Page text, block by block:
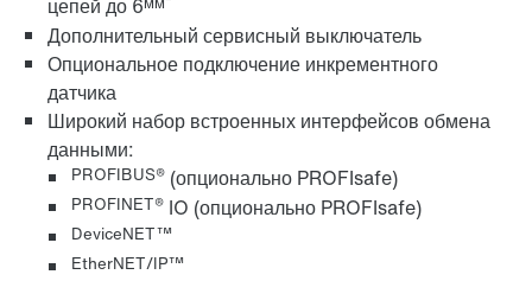
цепей до 6
Дополнительный сервисный выключатель
Опциональное подключение инкрементного
датчика
Широкий набор встроенных интерфейсов обмена
данными:
PROFIBUS® (опционально PROFIsafe)
PROFINET® IO (опционально PROFIsafe)
DeviceNET™
EtherNET/IP™